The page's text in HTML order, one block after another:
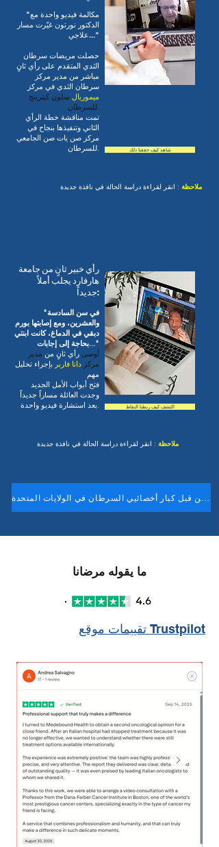
"مكالمة فيديو واحدة مع
الدكتور نورتون غيّرت مسار
علاجي..."
حصلت مريضات سرطان
الثدي المتقدم على رأي ثانٍ
مباشر من مدير مركز
سرطان الثدي في مركز
ميموريال سلون كيترينج
للسرطان.
تمت مناقشة خطة الرأي
الثاني وتنفيذها بنجاح في
مركز صن يات صن الجامعي
للسرطان.
شاهد كيف حققنا ذلك
ملاحظة : انقر لقراءة دراسة الحالة في نافذة جديدة
رأي خبير ثانٍ من جامعة
هارفارد يجلب أملاً
جديداً:
"في سن السادسة
والعشرين، ومع إصابتها بورم
دبقي في الدماغ، كانت ابنتي
بحاجة إلى إجابات..."
أوصى رأي ثانٍ من مدير
مركز دانا فاربر بإجراء تحليل
مهم
فتح أبواب الأمل الجديد
وجدت العائلة مساراً جديداً
بعد استشارة فيديو واحدة.
اكتشف كيف ربطنا النقاط
ملاحظة : انقر لقراءة دراسة الحالة في نافذة جديدة
ما يقوله مرضانا
تقييمات موقع Trustpilot